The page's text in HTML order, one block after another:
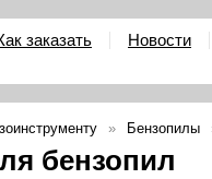
заказать Новости
Бензопилы
бензопил